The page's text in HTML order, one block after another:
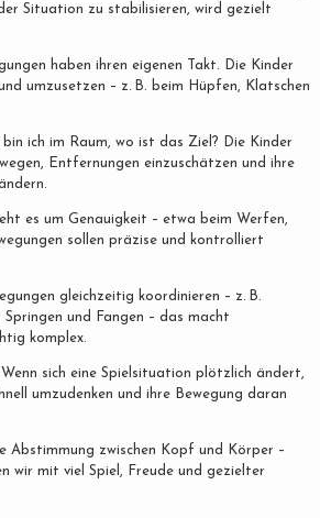
Situation zu stabilisieren, wird gezielt
haben ihren eigenen Takt. Die Kinder
umzusetzen – z. B. beim Hüpfen, Klatschen
bin ich im Raum, wo ist das Ziel? Die Kinder
Entfernungen einzuschätzen und ihre
es um Genauigkeit – etwa beim Werfen,
sollen präzise und kontrolliert
gleichzeitig koordinieren – z. B.
und Fangen – das macht
komplex.
Wenn sich eine Spielsituation plötzlich ändert,
umzudenken und ihre Bewegung daran
Abstimmung zwischen Kopf und Körper –
wir mit viel Spiel, Freude und gezielter